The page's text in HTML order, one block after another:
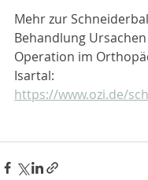
Mehr zur
Behandlung
Operation im
Isartal:
https://www.ozi.de/